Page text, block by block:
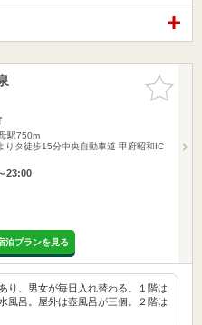
お気に入
りに追加
駅750m
りタ徒歩15分中央自動車道 甲府昭和IC
23:00
泊プランを見る
り、男女が毎日入れ替わる。１階は
風呂。屋外は壺風呂が三個。２階は